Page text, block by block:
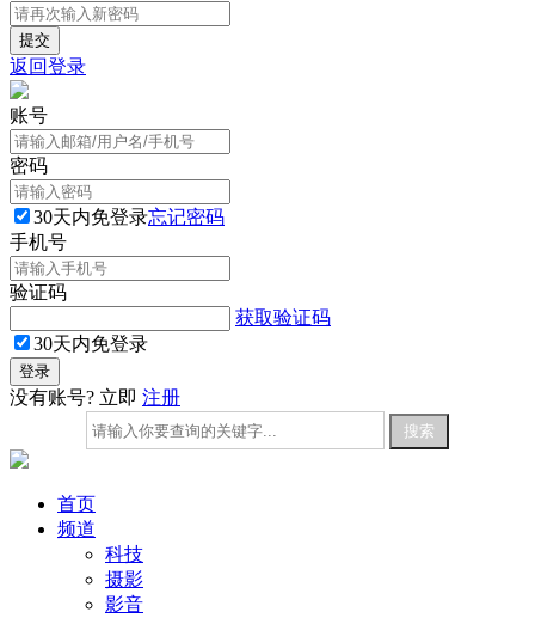
返回登录
账号
密码
30天内免登录忘记密码
手机号
验证码
获取验证码
30天内免登录
没有账号? 立即 注册
首页
频道
科技
摄影
影音